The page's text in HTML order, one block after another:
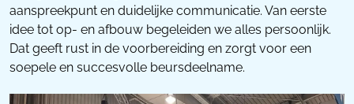
aanspreekpunt en duidelijke communicatie. Van eerste
idee tot op- en afbouw begeleiden we alles persoonlijk.
Dat geeft rust in de voorbereiding en zorgt voor een
soepele en succesvolle beursdeelname.